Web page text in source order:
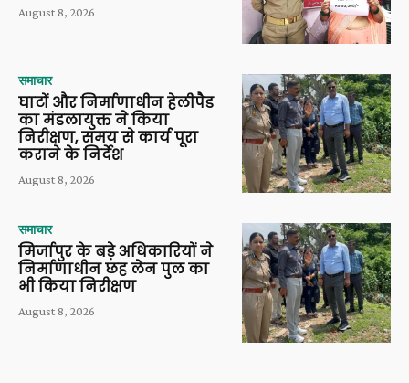
August 8, 2026
समाचार
घाटों और निर्माणाधीन हेलीपैड
का मंडलायुक्त ने किया
निरीक्षण, समय से कार्य पूरा
कराने के निर्देश
August 8, 2026
समाचार
मिर्जापुर के बड़े अधिकारियों ने
निर्माणाधीन छह लेन पुल का
भी किया निरीक्षण
August 8, 2026